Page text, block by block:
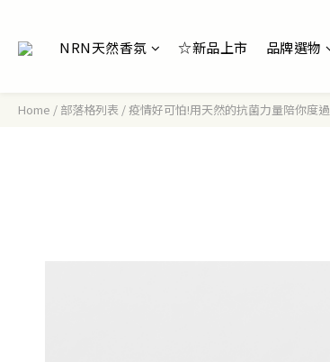
NRN天然香氛 ☆新品上市 品牌選物
Home / 部落格列表 /疫情好可怕!用天然的抗菌力量陪你度過